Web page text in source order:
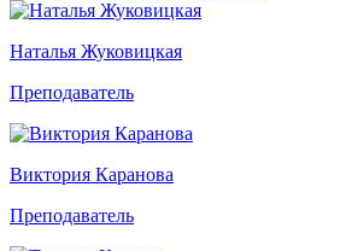
Наталья Жуковицкая
Преподаватель
Виктория Каранова
Преподаватель